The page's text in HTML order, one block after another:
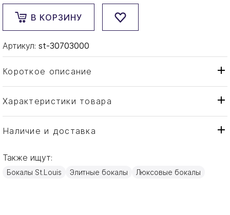
В КОРЗИНУ
Артикул: st-30703000
Короткое описание
Характеристики товара
Тип товара
Графин
Бренд
Страна производителя
Материал
Золото, Хрусталь
Наличие и доставка
Также ищут:
Бокалы St.Louis Элитные бокалы Люксовые бокалы